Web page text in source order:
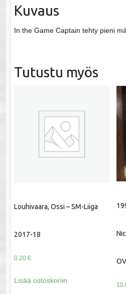
Kuvaus
In the Game Captain tehty pieni
Tutustu myös
Louhivaara, Ossi – SM-Liiga
2017-18
0.20 €
Lisää ostoskoriin